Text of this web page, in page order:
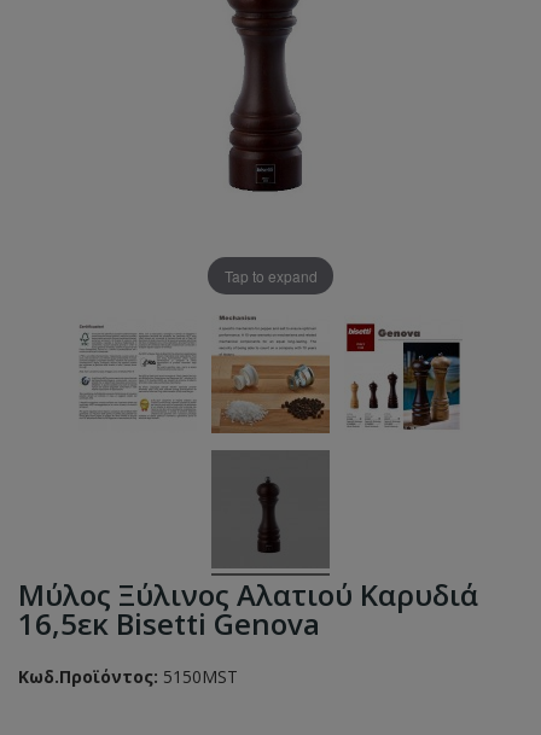
Tap to expand
Μύλος Ξύλινος Αλατιού Καρυδιά
16,5εκ Bisetti Genova
Κωδ.Προϊόντος: 5150MST